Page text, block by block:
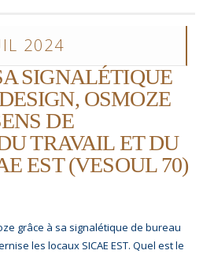
2024
SIGNALÉTIQUE
OSMOZE
DE
TRAVAIL ET DU
EST (VESOUL 70)
grâce à sa signalétique de bureau
les locaux SICAE EST. Quel est le